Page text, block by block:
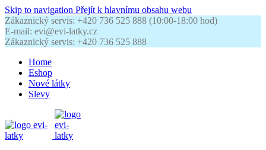
Skip to navigation Přejít k hlavnímu obsahu webu
Zákaznický servis: +420 736 525 888 (10:00-18:00 hod)
E-mail: evi@evi-latky.cz
Zákaznický servis: +420 736 525 888
Home
Eshop
Nové látky
Slevy